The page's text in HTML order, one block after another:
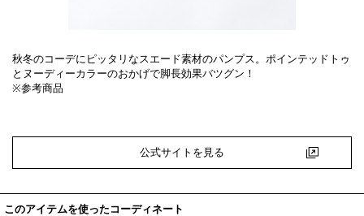
秋冬のコーデにピッタリなスエード素材のパンプス。ポインテッドトゥ
とヌーディーカラーのおかげで脚長効果バツグン！
※参考商品
公式サイトを見る
このアイテムを使ったコーディネート